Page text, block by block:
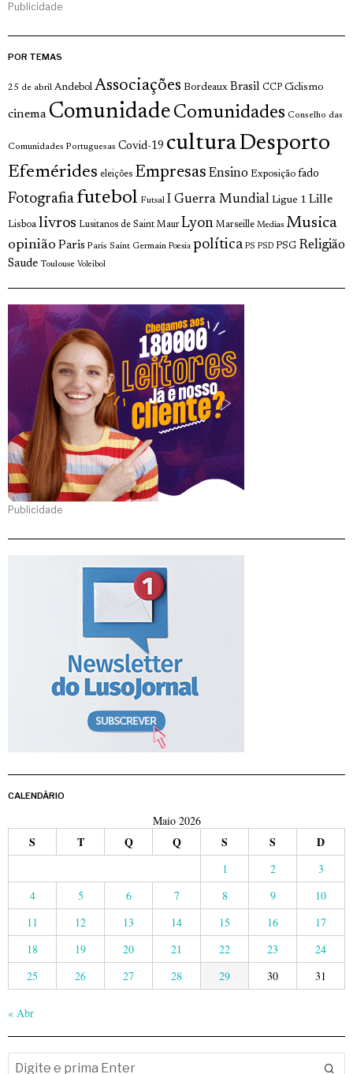
Publicidade
POR TEMAS
25 de abril Andebol Associações Bordeaux Brasil CCP Ciclismo
cinema Comunidade Comunidades Conselho das
Comunidades Portuguesas Covid-19 culturaDesporto
Efemérides eleições Empresas Ensino Exposição fado
Fotografia futebol Futsal I Guerra Mundial Ligue 1 Lille
Lisboa livros Lusitanos de Saint Maur Lyon Marseille Medias Musica
opinião Paris Paris Saint Germain Poesia política PS PSD PSG Religião
Saude Toulouse Voleibol
Publicidade
CALENDÁRIO
Maio 2026
S T Q Q S S D
1 2
3
4
5 6 7 8 9
10
11
12 13 14 15 16
17
18
19 20 21 22 23
24
25
26 27 28 29 30 31
« Abr